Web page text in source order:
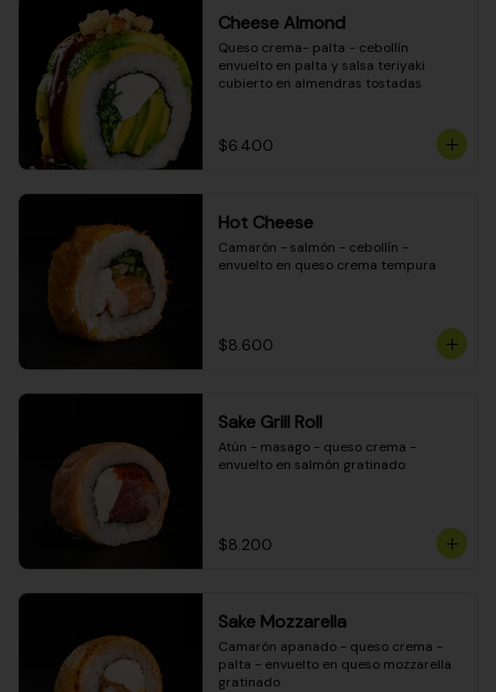
Cheese Almond
Queso crema- palta - cebollín
envuelto en palta y salsa teriyaki
cubierto en almendras tostadas
$6.400
Hot Cheese
Camarón - salmón - cebollín -
envuelto en queso crema tempura
$8.600
Sake Grill Roll
Atún - masago - queso crema -
envuelto en salmón gratinado
$8.200
Sake Mozzarella
Camarón apanado - queso crema -
palta - envuelto en queso mozzarella
gratinado